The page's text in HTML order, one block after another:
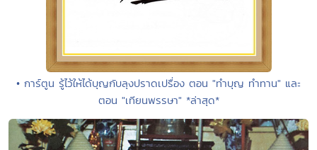
• การ์ตูน รู้ไว้ให้ได้บุญกับลุงปราดเปรื่อง ตอน "ทำบุญ ทำทาน" และ
ตอน "เทียนพรรษา" *ล่าสุด*